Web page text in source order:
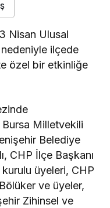
Nisan Ulusal
ilçede
özel bir etkinliğe
Milletvekili
Belediye
CHP İlçe Başkanı
üyeleri, CHP
ve üyeler,
Zihinsel ve